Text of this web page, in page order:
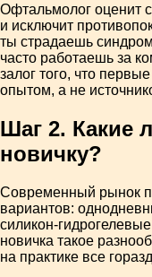
Офтальмолог оценит
и исключит
ты страдаешь
часто работаешь за
залог того, что
опытом, а не
Шаг 2. Какие
новичку?
Современный рынок
вариантов:
силикон-
новичка такое
на практике все